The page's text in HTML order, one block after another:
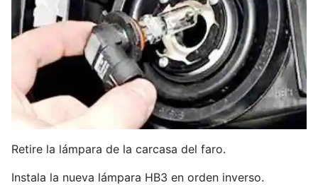
Retire la lámpara de la carcasa del faro.
Instala la nueva lámpara HB3 en orden inverso.